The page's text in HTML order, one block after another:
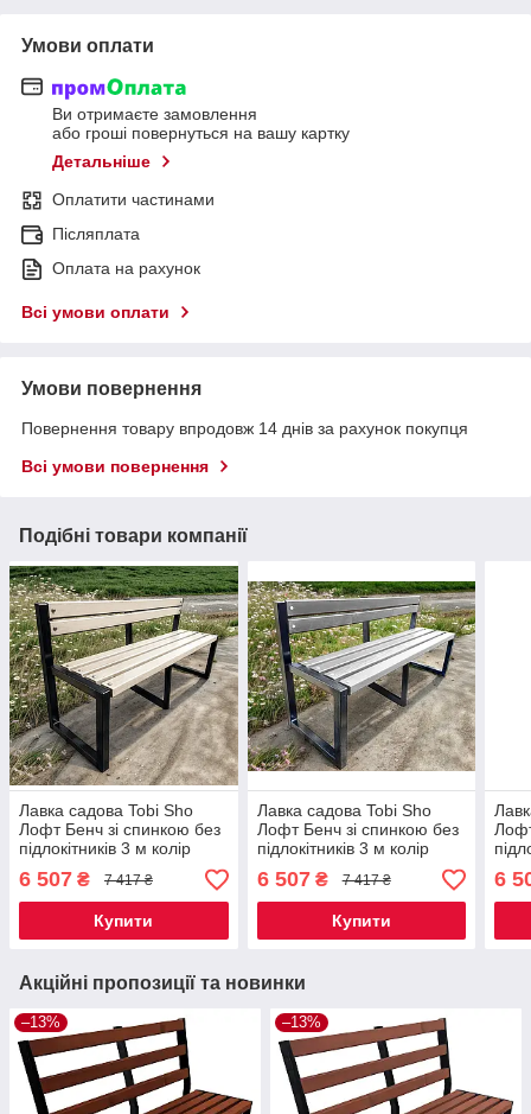
Умови оплати
Ви отримаєте замовлення
або гроші повернуться на вашу картку
Детальніше
Оплатити частинами
Післяплата
Оплата на рахунок
Всі умови оплати
Умови повернення
Повернення товару впродовж 14 днів за рахунок покупця
Всі умови повернення
Подібні товари компанії
Лавка садова Tobi Sho
Лофт Бенч зі спинкою без
підлокітників 3 м колір
6 507 ₴ 7 417 ₴
Купити
Лавка садова Tobi Sho
Лофт Бенч зі спинкою без
підлокітників 3 м колір
6 507₴ 7 417 ₴
Купити
6
Акційні пропозиції та новинки
–13% –13%